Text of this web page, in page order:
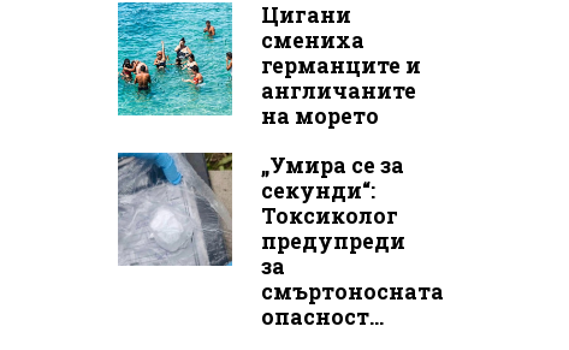
Цигани
смениха
германците и
англичаните
на морето
„Умира се за
секунди“:
Токсиколог
предупреди
за
смъртоносната
опасност...